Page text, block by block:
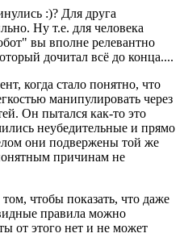
:)? Для друга
Ну т.е. для человека
вы вполне релевантно
дочитал всё до конца....
когда стало понятно, что
манипулировать через
Он пытался как-то это
неубедительные и прямо
они подвержены той же
причинам не
чтобы показать, что даже
правила можно
от этого нет и не может